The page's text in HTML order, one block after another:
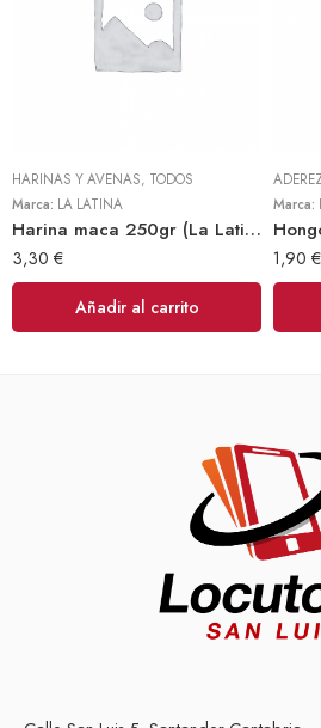
HARINAS Y AVENAS, TODOS
Marca: LA LATINA
Harina maca 250gr (La Latina)
3,30 €
Añadir al carrito
Marca:
1,90 €